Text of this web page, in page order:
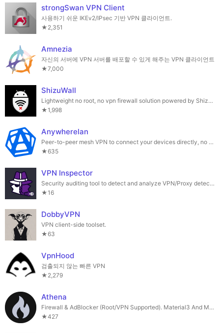
strongSwan VPN Client
사용하기 쉬운 IKEv2/IPsec 기반 VPN 클라이언트.
★2,351
Amnezia
자신의 서버에 VPN 서버를 배포할 수 있게 해주는 VPN 클라이언트
★7,000
ShizuWall
Lightweight no root, no vpn firewall solution powered by Shizuku
★1,998
Anywherelan
Peer-to-peer mesh VPN to connect your devices directly, no central servers
★635
VPN Inspector
Security auditing tool to detect and analyze VPN/Proxy detection methods
★16
DobbyVPN
VPN client-side toolset.
★63
VpnHood
검출되지 않는 빠른 VPN
★2,279
Athena
Firewall & AdBlocker (Root/VPN Supported). Material3 And Minimalistic Design
★427